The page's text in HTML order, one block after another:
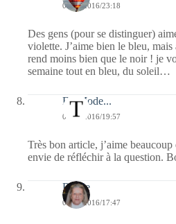
08/08/2016/23:18
Des gens (pour se distinguer)
violette. J’aime bien le bleu,
rend moins bien que le noir ! je
semaine tout en bleu, du soleil…
En Mode...
08/08/2016/19:57
Très bon article, j’aime
envie de réfléchir à la question.
Renee
08/08/2016/17:47